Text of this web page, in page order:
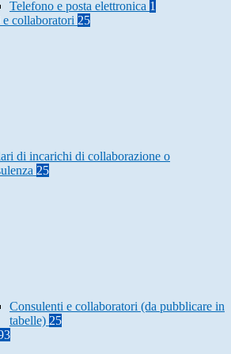
Telefono e posta elettronica 1
collaboratori 25
di incarichi di collaborazione o
25
Consulenti e collaboratori (da pubblicare in
tabelle) 25